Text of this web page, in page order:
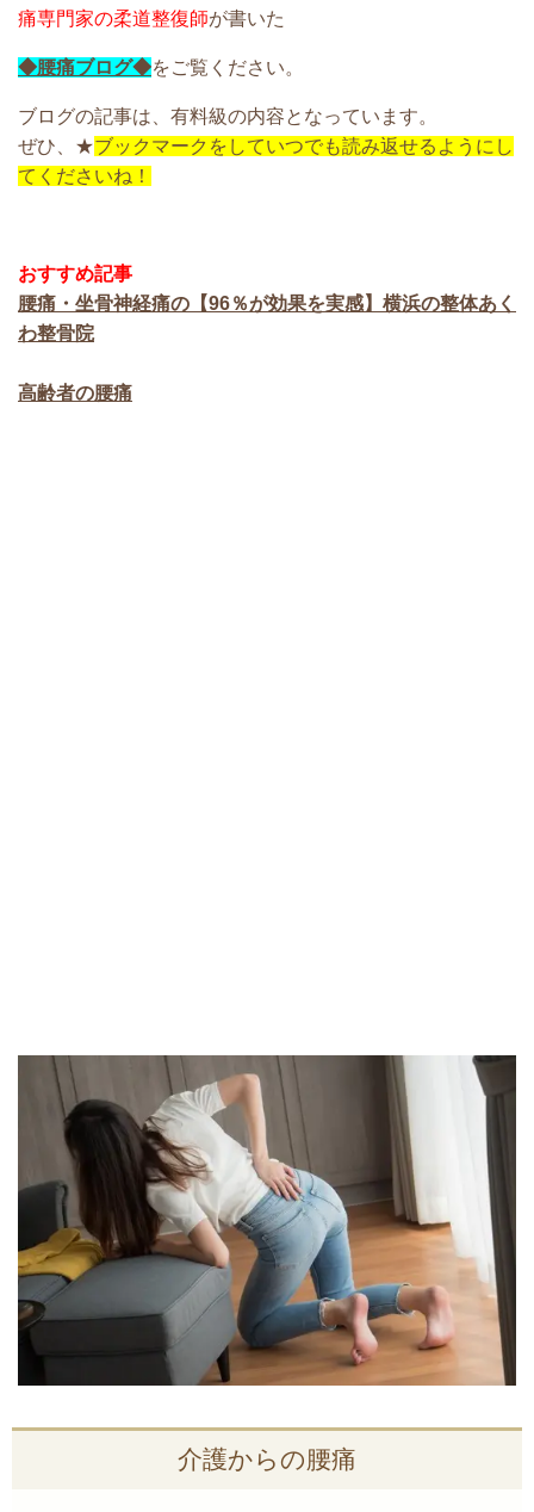
痛専門家の柔道整復師が書いた
◆腰痛ブログ◆をご覧ください。
ブログの記事は、有料級の内容となっています。
ぜひ、★ブックマークをしていつでも読み返せるようにし
てくださいね！
おすすめ記事
腰痛・坐骨神経痛の【96％が効果を実感】横浜の整体あく
わ整骨院
高齢者の腰痛
介護からの腰痛